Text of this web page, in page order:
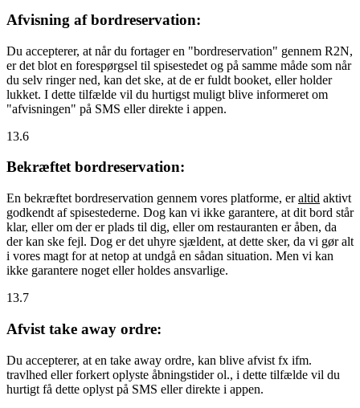
Afvisning af bordreservation:
Du accepterer, at når du fortager en "bordreservation" gennem R2N,
er det blot en forespørgsel til spisestedet og på samme måde som når
du selv ringer ned, kan det ske, at de er fuldt booket, eller holder
lukket. I dette tilfælde vil du hurtigst muligt blive informeret om
"afvisningen" på SMS eller direkte i appen.
13.6
Bekræftet bordreservation:
En bekræftet bordreservation gennem vores platforme, eraltid aktivt
godkendt af spisestederne. Dog kan vi ikke garantere, at dit bord står
klar, eller om der er plads til dig, eller om restauranten er åben, da
der kan ske fejl. Dog er det uhyre sjældent, at dette sker, da vi gør alt
i vores magt for at netop at undgå en sådan situation. Men vi kan
ikke garantere noget eller holdes ansvarlige.
13.7
Afvist take away ordre:
Du accepterer, at en take away ordre, kan blive afvist fx ifm.
travlhed eller forkert oplyste åbningstider ol., i dette tilfælde vil du
hurtigt få dette oplyst på SMS eller direkte i appen.